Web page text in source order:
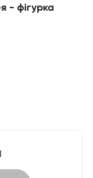
- фігурка